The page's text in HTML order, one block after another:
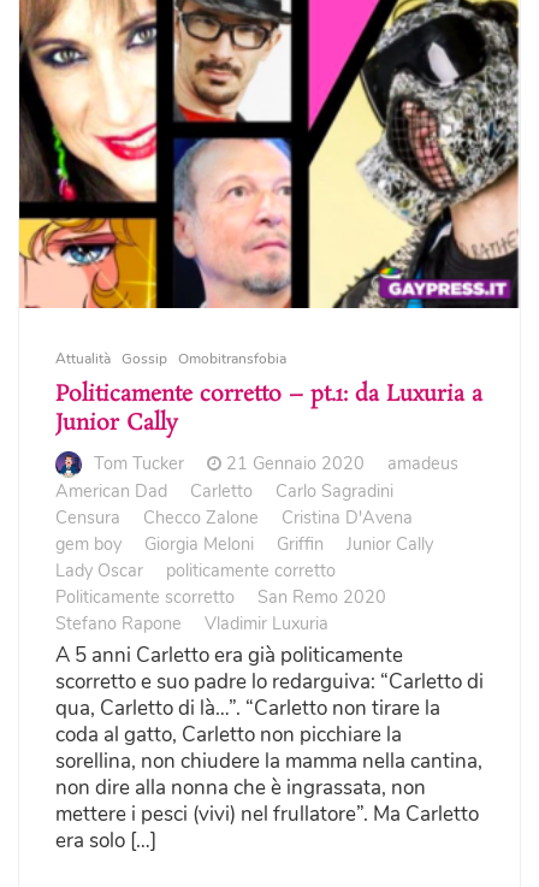
Attualità Gossip Omobitransfobia
Politicamente corretto – pt.1: da Luxuria a
Junior Cally
Tom Tucker 21 Gennaio 2020
amadeus
American Dad
Carletto
Carlo Sagradini
Censura
Checco Zalone
Cristina D'Avena
gem boy
Giorgia Meloni Griffin
Junior Cally
Lady Oscar
politicamente corretto
Politicamente scorretto
San Remo 2020
Stefano Rapone
Vladimir Luxuria
A 5 anni Carletto era già politicamente
scorretto e suo padre lo redarguiva: “Carletto di
qua, Carletto di là…”. “Carletto non tirare la
coda al gatto, Carletto non picchiare la
sorellina, non chiudere la mamma nella cantina,
non dire alla nonna che è ingrassata, non
mettere i pesci (vivi) nel frullatore”. Ma Carletto
era solo […]